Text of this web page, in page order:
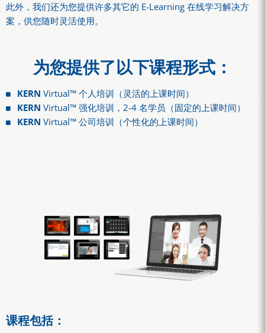
此外，我们还为您提供许多其它的 E-Learning 在线学习解决方
案，供您随时灵活使用。
为您提供了以下课程形式：
KERN Virtual™ 个人培训（灵活的上课时间）
KERN Virtual™ 强化培训，2-4 名学员（固定的上课时间）
KERN Virtual™ 公司培训（个性化的上课时间）
课程包括：